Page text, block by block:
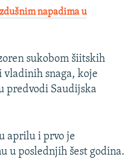
napadima u
sukobom šiitskih
snaga, koje
predvodi Saudijska
aprilu i prvo je
u poslednjih šest godina.